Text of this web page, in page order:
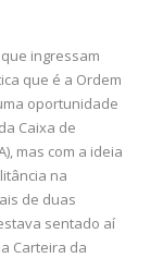
ingressam
que é a Ordem
oportunidade
Caixa de
mas com a ideia
na
de duas
sentado aí
Carteira da